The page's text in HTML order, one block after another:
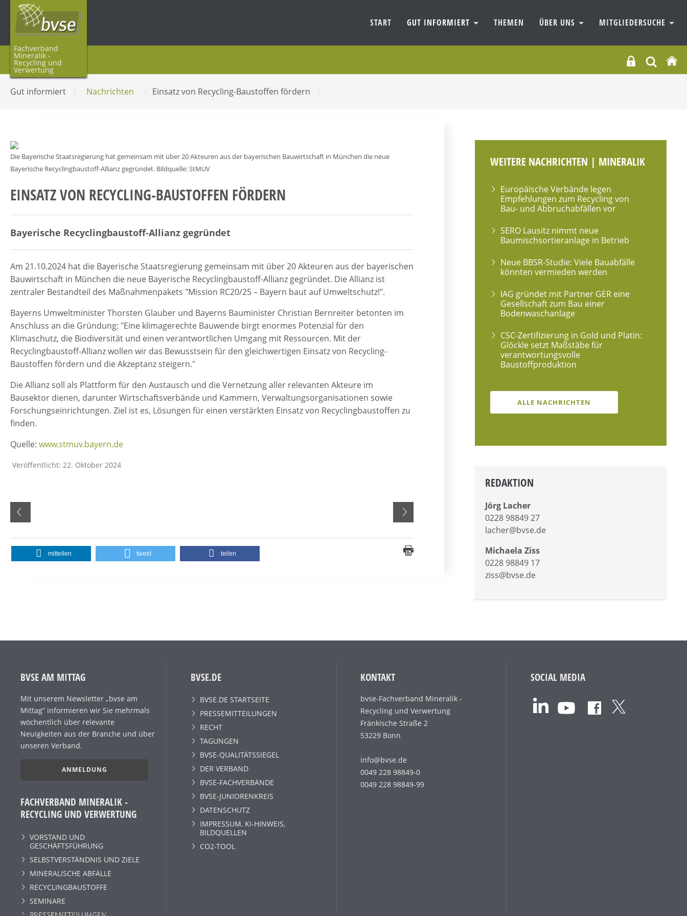
Fachverband
Mineralik -
Recycling und
Verwertung
START GUT INFORMIERT THEMEN ÜBER UNS MITGLIEDERSUCHE
Gut informiert / Nachrichten / Einsatz von Recycling-Baustoffen fördern /
Die Bayerische Staatsregierung hat gemeinsam mit über 20 Akteuren aus der bayerischen Bauwirtschaft in München die neue
Bayerische Recyclingbaustoff-Allianz gegründet. Bildquelle: StMUV
EINSATZ VON RECYCLING-BAUSTOFFEN FÖRDERN
Bayerische Recyclingbaustoff-Allianz gegründet
Am 21.10.2024 hat die Bayerische Staatsregierung gemeinsam mit über 20 Akteuren aus der bayerischen
Bauwirtschaft in München die neue Bayerische Recyclingbaustoff-Allianz gegründet. Die Allianz ist
zentraler Bestandteil des Maßnahmenpakets "Mission RC20/25 – Bayern baut auf Umweltschutz!".
Bayerns Umweltminister Thorsten Glauber und Bayerns Bauminister Christian Bernreiter betonten im
Anschluss an die Gründung: "Eine klimagerechte Bauwende birgt enormes Potenzial für den
Klimaschutz, die Biodiversität und einen verantwortlichen Umgang mit Ressourcen. Mit der
Recyclingbaustoff-Allianz wollen wir das Bewusstsein für den gleichwertigen Einsatz von Recycling-
Baustoffen fördern und die Akzeptanz steigern."
Die Allianz soll als Plattform für den Austausch und die Vernetzung aller relevanten Akteure im
Bausektor dienen, darunter Wirtschaftsverbände und Kammern, Verwaltungsorganisationen sowie
Forschungseinrichtungen. Ziel ist es, Lösungen für einen verstärkten Einsatz von Recyclingbaustoffen zu
finden.
Quelle: www.stmuv.bayern.de
Veröffentlicht: 22. Oktober 2024
mitteilen tweet teilen
WEITERE NACHRICHTEN | MINERALIK
Europäische Verbände legen
Empfehlungen zum Recycling von
Bau- und Abbruchabfällen vor
SERO Lausitz nimmt neue
Baumischsortieranlage in Betrieb
Neue BBSR-Studie: Viele Bauabfälle
könnten vermieden werden
IAG gründet mit Partner GER eine
Gesellschaft zum Bau einer
Bodenwaschanlage
CSC-Zertifizierung in Gold und Platin:
Glöckle setzt Maßstäbe für
verantwortungsvolle
Baustoffproduktion
ALLE NACHRICHTEN
REDAKTION
Jörg Lacher
0228 98849 27
lacher@bvse.de
Michaela Ziss
0228 98849 17
ziss@bvse.de
BVSE AM MITTAG
Mit unserem Newsletter „bvse am
Mittag“ informieren wir Sie mehrmals
wöchentlich über relevante
Neuigkeiten aus der Branche und über
unseren Verband.
ANMELDUNG
FACHVERBAND MINERALIK -
RECYCLING UND VERWERTUNG
VORSTAND UND
GESCHÄFTSFÜHRUNG
SELBSTVERSTÄNDNIS UND ZIELE
MINERALISCHE ABFÄLLE
RECYCLINGBAUSTOFFE
SEMINARE
BVSE.DE
BVSE.DE STARTSEITE
PRESSEMITTEILUNGEN
RECHT
TAGUNGEN
BVSE-QUALITÄTSSIEGEL
DER VERBAND
BVSE-FACHVERBÄNDE
BVSE-JUNIORENKREIS
DATENSCHUTZ
IMPRESSUM, KI-HINWEIS,
BILDQUELLEN
CO2-TOOL
KONTAKT
bvse-Fachverband Mineralik -
Recycling und Verwertung
Fränkische Straße 2
53229 Bonn
info@bvse.de
0049 228 98849-0
0049 228 98849-99
SOCIAL MEDIA